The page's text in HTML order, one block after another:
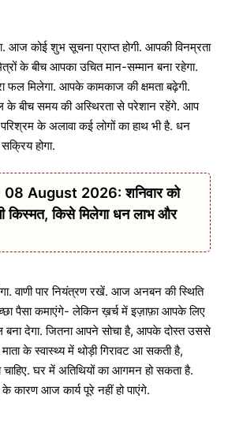
कोई शुभ सूचना प्राप्त होगी. आपकी विनम्रता
के बीच आपका उचित मान-सम्मान बना रहेगा.
फल मिलेगा. आपके कामकाज की क्षमता बढ़ेगी.
के बीच समय की अस्थिरता से परेशान रहेंगे. आप
के अलावा कई लोगों का हाथ भी है. धन
होगा.
August 2026: शनिवार को
किस्मत, किसे मिलेगा धन लाभ और
वाणी पार नियंत्रण रखें. आज अनबन की स्थिति
पैसा कमाएंगे- लेकिन ख़र्च में इज़ाफ़ा आपके लिए
बना देगा. जितना आपने सोचा है, आपके दोस्त उससे
माता के स्वास्थ्य में थोड़ी गिरावट आ सकती है,
घर में अतिथियों का आगमन हो सकता है.
कारण आज कार्य पूरे नहीं हो पाएंगे.